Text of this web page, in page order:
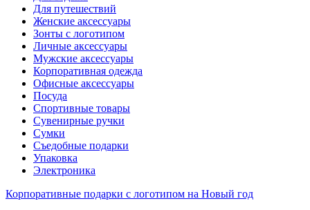
Для путешествий
Женские аксессуары
Зонты с логотипом
Личные аксессуары
Мужские аксессуары
Корпоративная одежда
Офисные аксессуары
Посуда
Спортивные товары
Сувенирные ручки
Сумки
Съедобные подарки
Упаковка
Электроника
Корпоративные подарки с логотипом на Новый год